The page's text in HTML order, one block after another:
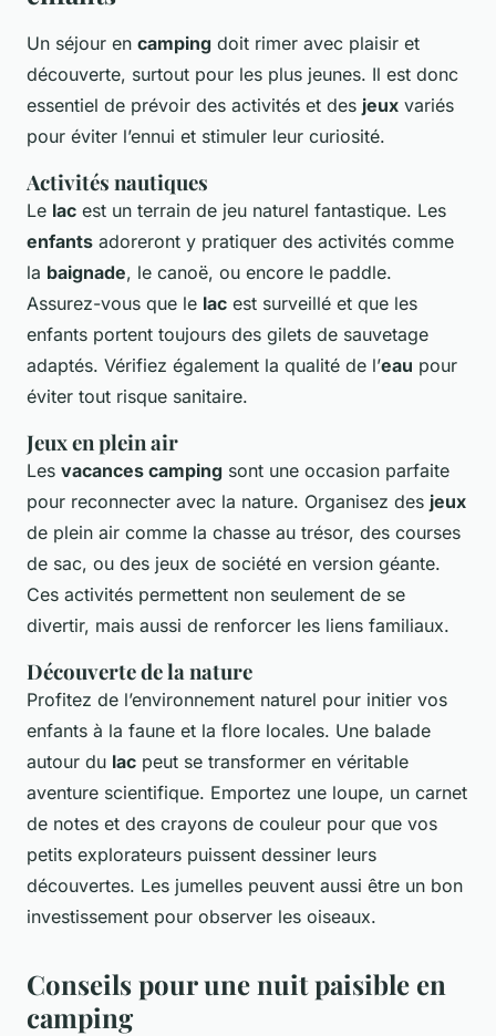
Un séjour en camping doit rimer avec plaisir et
découverte, surtout pour les plus jeunes. Il est donc
essentiel de prévoir des activités et des jeux variés
pour éviter l’ennui et stimuler leur curiosité.
Activités nautiques
Le lac est un terrain de jeu naturel fantastique. Les
enfants adoreront y pratiquer des activités comme
la baignade, le canoë, ou encore le paddle.
Assurez-vous que le lac est surveillé et que les
enfants portent toujours des gilets de sauvetage
adaptés. Vérifiez également la qualité de l’eau pour
éviter tout risque sanitaire.
Jeux en plein air
Les vacances camping sont une occasion parfaite
pour reconnecter avec la nature. Organisez des jeux
de plein air comme la chasse au trésor, des courses
de sac, ou des jeux de société en version géante.
Ces activités permettent non seulement de se
divertir, mais aussi de renforcer les liens familiaux.
Découverte de la nature
Profitez de l’environnement naturel pour initier vos
enfants à la faune et la flore locales. Une balade
autour du lac peut se transformer en véritable
aventure scientifique. Emportez une loupe, un carnet
de notes et des crayons de couleur pour que vos
petits explorateurs puissent dessiner leurs
découvertes. Les jumelles peuvent aussi être un bon
investissement pour observer les oiseaux.
Conseils pour une nuit paisible en
camping